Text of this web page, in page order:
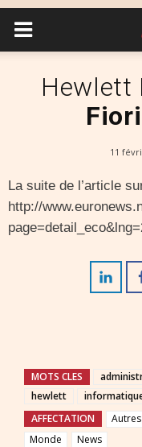
Hewlett
11
La suite de l’article
http://
MOTS CLES
hewlett
AFFECTATION
Autres
Monde
News